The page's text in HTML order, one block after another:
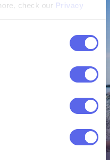
check our Privacy